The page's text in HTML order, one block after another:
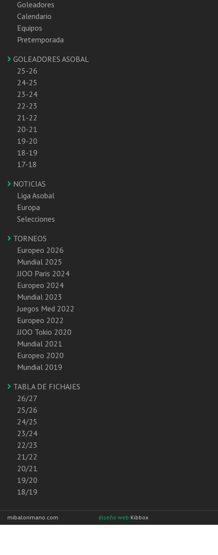
Goleadores
Calendario
Equipos
Pretemporada
GOLEADORES ASOBAL
25-26
24-25
23-24
22-23
21-22
20-21
19-20
18-19
17-18
NOTICIAS
Liga Asobal
Europa
Selecciones
TORNEOS
Europeo 2026
Mundial 2025
JJOO Paris 2024
Europeo 2024
Mundial 2023
Juegos Med 2022
Europeo 2022
JJOO Tokio 2020
Mundial 2021
Europeo 2020
Mundial 2019
TABLA DE FICHAJES
26/27
25/26
24/25
23/24
22/23
21/22
20/21
19/20
18/19
mibalonmano.com diseño web Kibbox